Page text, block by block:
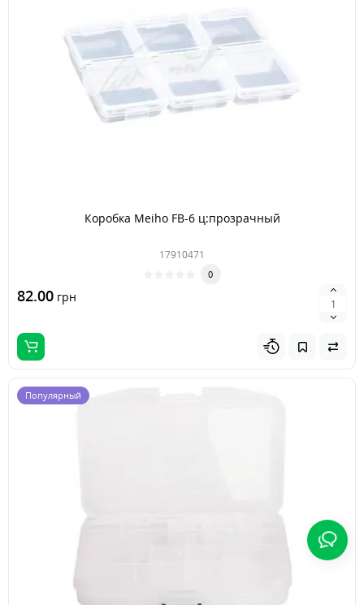
Коробка Meiho FB-6 ц:прозрачный
17910471
0
82.00 грн
Популярный